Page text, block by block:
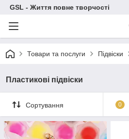
GSL - Життя повне творчості
Товари та послуги Підвіски
Пластикові підвіски
Сортування 0